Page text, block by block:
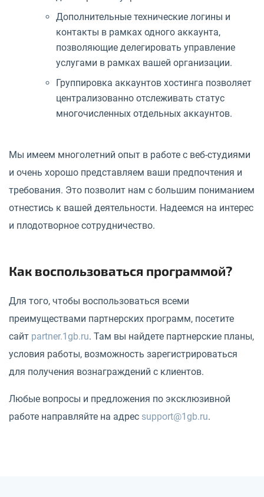
Дополнительные технические логины и
контакты в рамках одного аккаунта,
позволяющие делегировать управление
услугами в рамках вашей организации.
Группировка аккаунтов хостинга позволяет
централизованно отслеживать статус
многочисленных отдельных аккаунтов.
Мы имеем многолетний опыт в работе с веб-студиями
и очень хорошо представляем ваши предпочтения и
требования. Это позволит нам с большим пониманием
отнестись к вашей деятельности. Надеемся на интерес
и плодотворное сотрудничество.
Как воспользоваться программой?
Для того, чтобы воспользоваться всеми
преимуществами партнерских программ, посетите
сайт partner.1gb.ru. Там вы найдете партнерские планы,
условия работы, возможность зарегистрироваться
для получения вознаграждений с клиентов.
Любые вопросы и предложения по эксклюзивной
работе направляйте на адрес support@1gb.ru.